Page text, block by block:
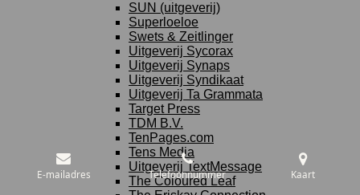
SUN (uitgeverij)
Superloeloe
Swets & Zeitlinger
Uitgeverij Sycorax
Uitgeverij Synaps
Uitgeverij Syndikaat
Uitgeverij Ta Grammata
Target Press
TDM B.V.
TenPages.com
Tens Media
Uitgeverij TextMessage
The Coloured Leaf
E-mailadres Telefoonnummer Kaart